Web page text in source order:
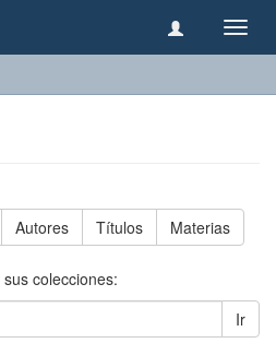
Autores Títulos Materias
colecciones:
Ir